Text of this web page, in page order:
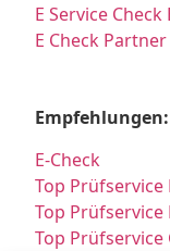
E Service Check
E Check
Empfehlungen:
E-Check
Top Prüfservice
Top Prüfservice
Top Prüfservice